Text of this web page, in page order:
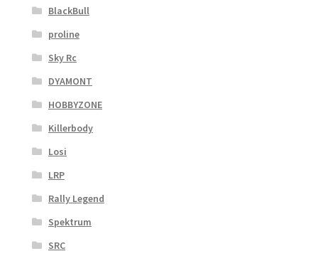
BlackBull
proline
Sky Rc
DYAMONT
HOBBYZONE
Killerbody
Losi
LRP
Rally Legend
Spektrum
SRC